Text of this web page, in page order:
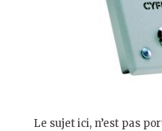
Le sujet ici, n’est pas